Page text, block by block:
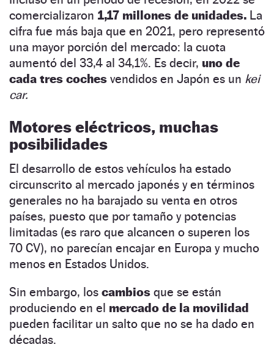
comercializaron 1,17 millones de unidades. La
cifra fue más baja que en 2021, pero representó
una mayor porción del mercado: la cuota
aumentó del 33,4 al 34,1%. Es decir, uno de
cada tres coches vendidos en Japón es un kei
car.
Motores eléctricos, muchas
posibilidades
El desarrollo de estos vehículos ha estado
circunscrito al mercado japonés y en términos
generales no ha barajado su venta en otros
países, puesto que por tamaño y potencias
limitadas (es raro que alcancen o superen los
70 CV), no parecían encajar en Europa y mucho
menos en Estados Unidos.
Sin embargo, los cambios que se están
produciendo en el mercado de la movilidad
pueden facilitar un salto que no se ha dado en
décadas.